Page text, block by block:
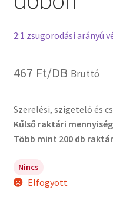
2:1 zsugorodási arányú
467 Ft/DB Bruttó
Szerelési, szigetelő és
Kűlső raktári mennyiség
Több mint 200 db
Nincs
Elfogyott